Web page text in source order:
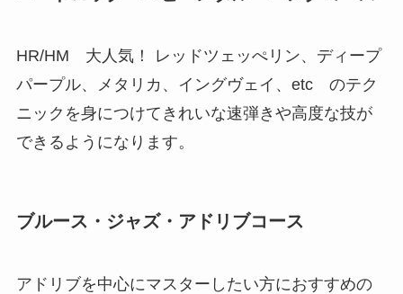
HR/HM 大人気！ レッドツェッぺリン、ディープ
パープル、メタリカ、イングヴェイ、etc のテク
ニックを身につけてきれいな速弾きや高度な技が
できるようになります。
ブルース・ジャズ・アドリブコース
アドリブを中心にマスターしたい方におすすめの